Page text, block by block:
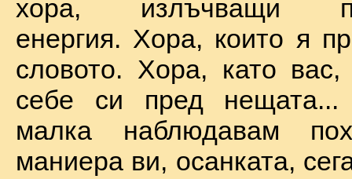
хора, излъчващи
енергия. Хора, които я
словото. Хора, като
себе си пред
малка наблюдавам
маниера ви, осанката,